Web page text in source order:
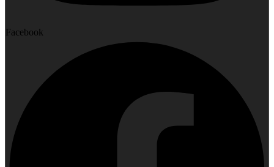
Facebook